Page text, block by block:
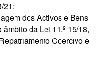
21:
dos Activos e Bens
da Lei 11.º 15/18,
Coercivo e